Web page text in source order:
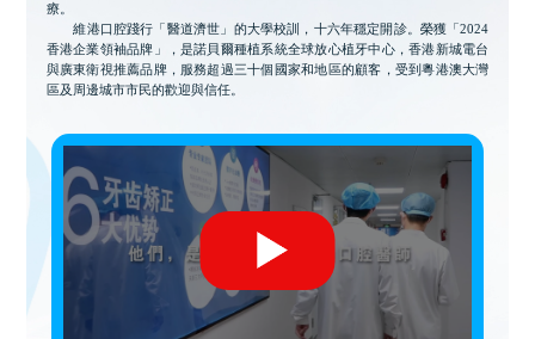
療。
維港口腔踐行「醫道濟世」的大學校訓，十六年穩定開診。榮獲「2024
香港企業領袖品牌」，是諾貝爾種植系統全球放心植牙中心，香港新城電台
與廣東衛視推薦品牌，服務超過三十個國家和地區的顧客，受到粵港澳大灣
區及周邊城市市民的歡迎與信任。